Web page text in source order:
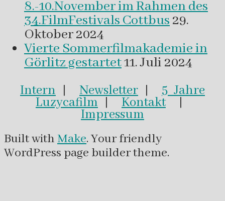
8.-10.November im Rahmen des
34.FilmFestivals Cottbus29.
Oktober 2024
Vierte Sommerfilmakademie in
Görlitz gestartet11. Juli 2024
Intern Newsletter 5 Jahre
Luzycafilm Kontakt|
Impressum
Built with Make. Your friendly
WordPress page builder theme.